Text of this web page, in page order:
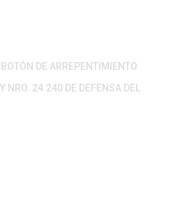
DE ARREPENTIMIENTO
NRO. 24.240 DE DEFENSA DEL